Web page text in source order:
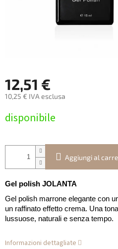
12,51 €
10,25 € IVA esclusa
della
disponibile
Aggiungi al
Gel polish JOLANTA
Gel polish marrone elegante con
un raffinato effetto crema. Una
lussuose, naturali e senza tempo.
Informazioni dettagliate